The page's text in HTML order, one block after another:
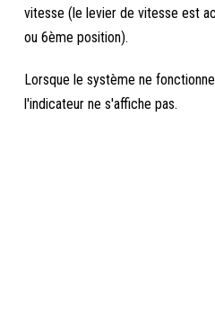
vitesse (le levier de vitesse est
ou 6ème position).
Lorsque le système ne
l'indicateur ne s'affiche pas.